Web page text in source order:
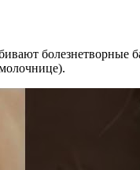
болезнетворные